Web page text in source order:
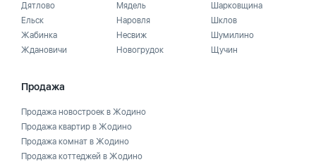
Дятлово
Ельск
Жабинка
Ждановичи
Мядель
Наровля
Несвиж
Новогрудок
Шарковщина
Шклов
Шумилино
Щучин
Продажа
Продажа новостроек в Жодино
Продажа квартир в Жодино
Продажа комнат в Жодино
Продажа коттеджей в Жодино